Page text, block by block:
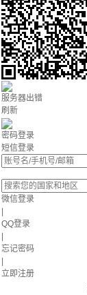
服务器出错
刷新
密码登录
短信登录
微信登录
QQ登录
忘记密码
立即注册